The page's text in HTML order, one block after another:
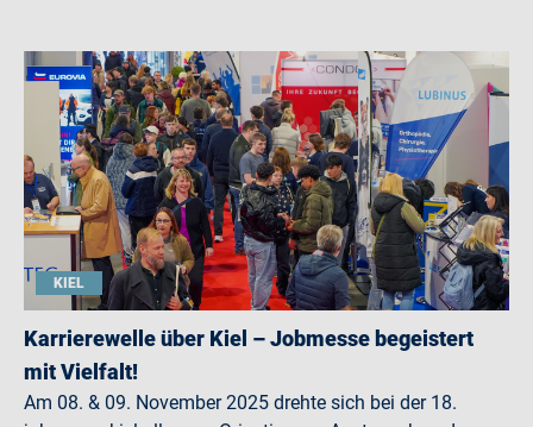
KIEL
Karrierewelle über Kiel – Jobmesse begeistert
mit Vielfalt!
Am 08. & 09. November 2025 drehte sich bei der 18.